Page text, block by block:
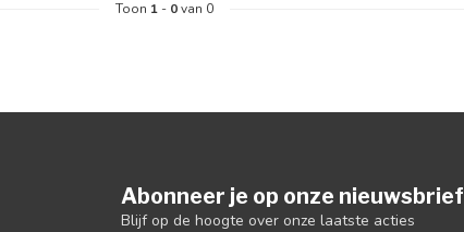
Toon 1 - 0van 0
Abonneer je op onze nieuwsbrief
Blijf op de hoogte over onze laatste acties